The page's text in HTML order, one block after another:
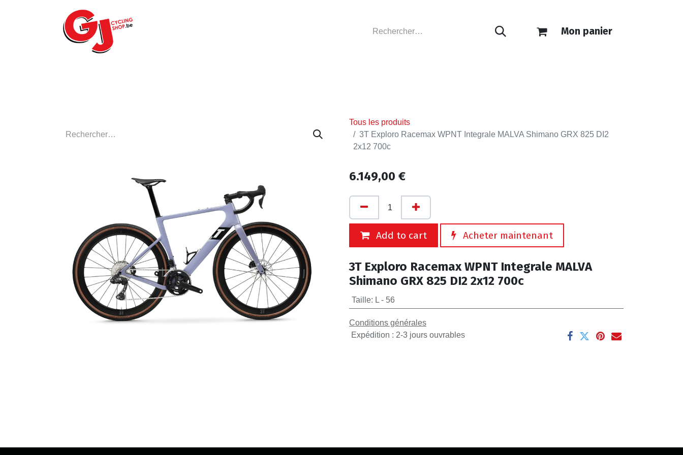
Mon panier
Tous les produits
3T Exploro Racemax WPNT Integrale MALVA Shimano GRX 825 DI2
2x12 700c
6.149,00 €
Add to cart Acheter maintenant
3T Exploro Racemax WPNT Integrale MALVA
Shimano GRX 825 DI2 2x12 700c
Taille: L - 56
Conditions générales
Expédition : 2-3 jours ouvrables